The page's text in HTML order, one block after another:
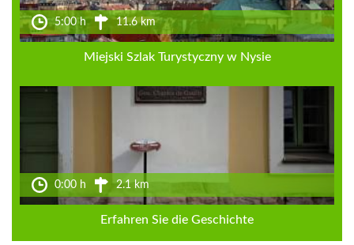
5:00 h 11.6 km
Miejski Szlak Turystyczny w Nysie
0:00 h 2.1 km
Erfahren Sie die Geschichte